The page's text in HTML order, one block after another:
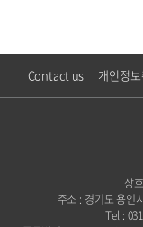
Contact us 개인정
상
주소 : 경기도 용인
Tel :